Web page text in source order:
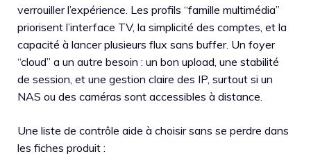
verrouiller l’expérience. Les profils “famille multimédia”
priorisent l’interface TV, la simplicité des comptes, et la
capacité à lancer plusieurs flux sans buffer. Un foyer
“cloud” a un autre besoin : un bon upload, une stabilité
de session, et une gestion claire des IP, surtout si un
NAS ou des caméras sont accessibles à distance.
Une liste de contrôle aide à choisir sans se perdre dans
les fiches produit :